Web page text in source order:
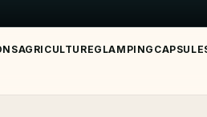
AGRICULTUREGLAMPING